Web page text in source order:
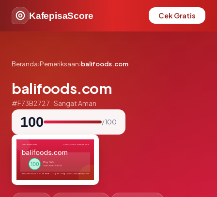
KafepisaScore Cek Gratis
Beranda›Pemeriksaan›balifoods.com
balifoods.com
#F73B2727 · Sangat Aman
100 / 100